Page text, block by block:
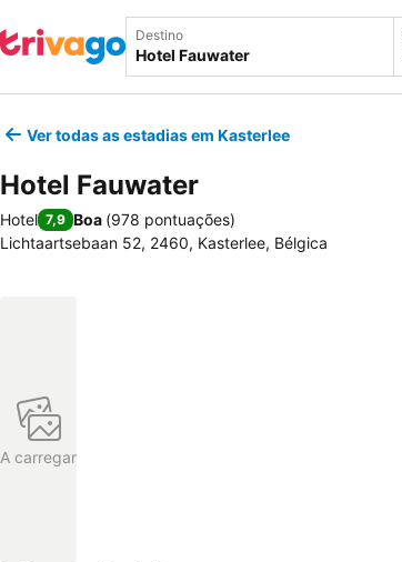
Destino
Ver todas as estadias em Kasterlee
Hotel Fauwater
Hotel 7,9 Boa (978 pontuações)
Lichtaartsebaan 52, 2460, Kasterlee, Bélgica
A carregar